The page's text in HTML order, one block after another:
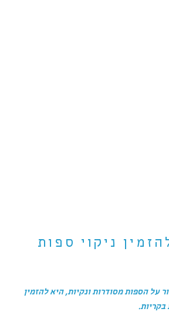
ניקוי ספות
על הספות מסודרות ונקיות, היא להזמין
בקריות.